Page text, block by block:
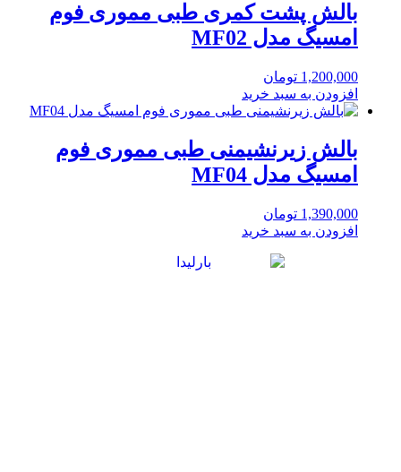
بالش پشت کمری طبی مموری فوم
امسیگ مدل MF02
1,200,000 تومان
افزودن به سبد خرید
بالش زیرنشیمنی طبی مموری فوم
امسیگ مدل MF04
1,390,000 تومان
افزودن به سبد خرید